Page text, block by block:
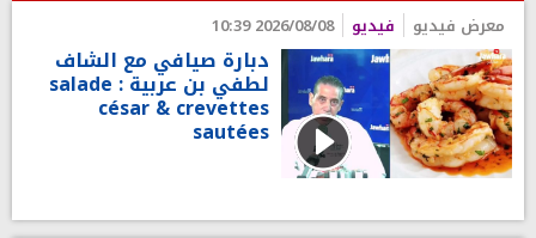
معرض فيديو فيديو 2026/08/08 10:39
دبارة صيافي مع الشاف
لطفي بن عربية : salade
césar & crevettes
sautées